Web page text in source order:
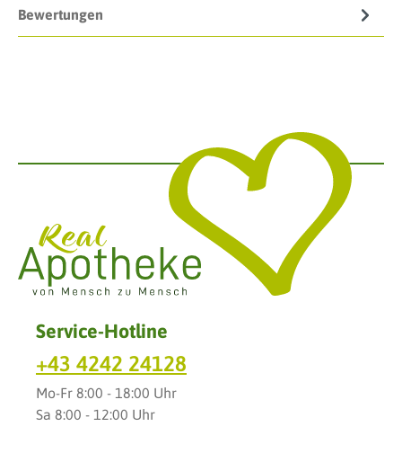
Bewertungen
Service-Hotline
+43 4242 24128
Mo-Fr 8:00 - 18:00 Uhr
Sa 8:00 - 12:00 Uhr